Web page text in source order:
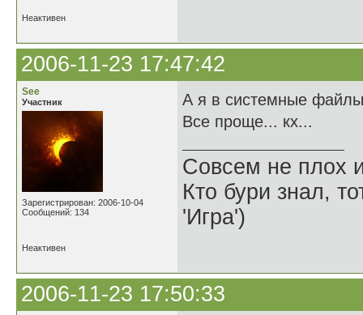
Неактивен
2006-11-23 17:47:42
See
Участник
Зарегистрирован: 2006-10-04
Сообщений: 134
А я в системные
Все проще... кх...
Совсем не плох
Кто бури знал,
'Игра')
Неактивен
2006-11-23 17:50:33